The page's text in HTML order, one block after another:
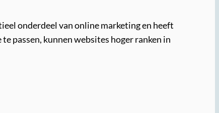
onderdeel van online marketing en heeft
passen, kunnen websites hoger ranken in